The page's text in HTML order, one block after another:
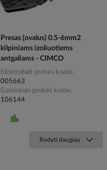
Presas (ovalus) 0.5-6mm2
kilpiniams izoliuotiems
antgaliams - CIMCO
Elektrobalt prekės kodas
005663
Gamintojo prekės kodas
106144
Rodyti daugiau